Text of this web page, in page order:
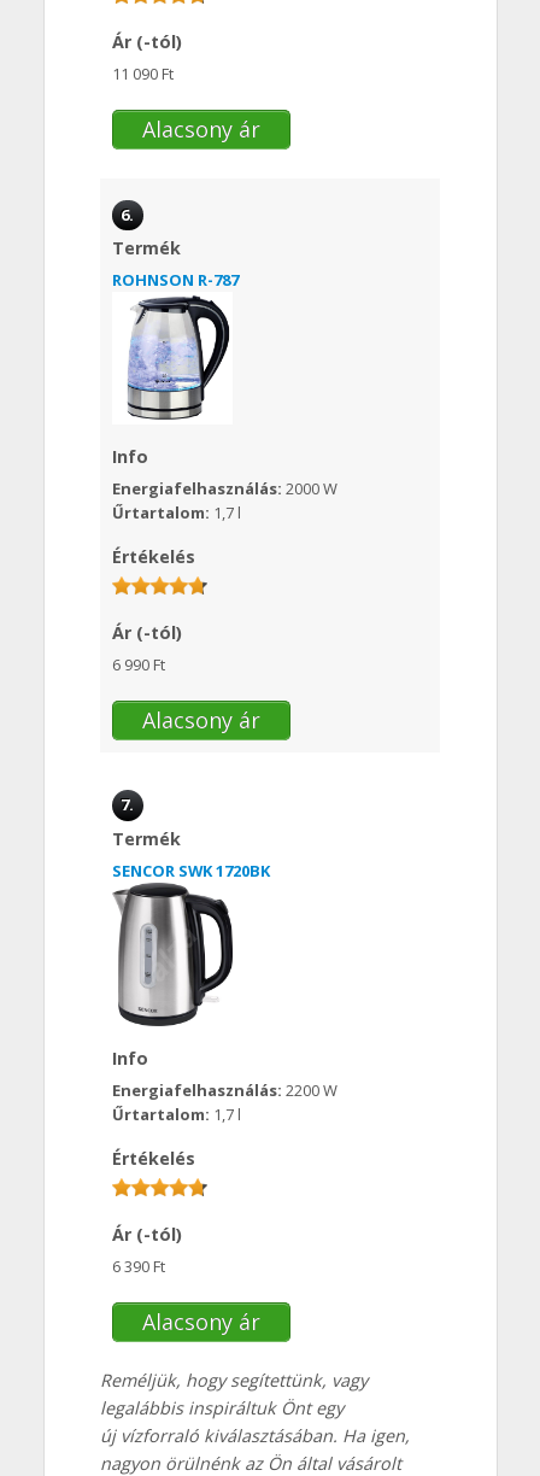
Ár (-tól)
11 090 Ft
Alacsony ár
6.
Termék
ROHNSON R-787
Info
Energiafelhasználás: 2000 W
Űrtartalom: 1,7 l
Értékelés
Ár (-tól)
6 990 Ft
Alacsony ár
7.
Termék
SENCOR SWK 1720BK
Info
Energiafelhasználás: 2200 W
Űrtartalom: 1,7 l
Értékelés
Ár (-tól)
6 390 Ft
Alacsony ár
Reméljük, hogy segítettünk, vagy
legalábbis inspiráltuk Önt egy
új vízforraló kiválasztásában. Ha igen,
nagyon örülnénk az Ön által vásárolt